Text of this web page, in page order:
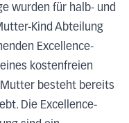
wurden für halb- und
Kind Abteilung
Excellence-
kostenfreien
besteht bereits
Die Excellence-